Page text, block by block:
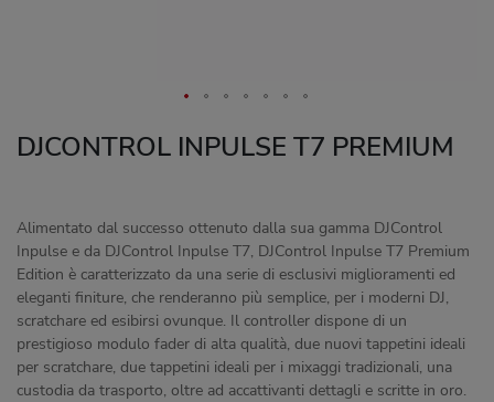
DJCONTROL INPULSE T7 PREMIUM
Alimentato dal successo ottenuto dalla sua gamma DJControl
Inpulse e da DJControl Inpulse T7, DJControl Inpulse T7 Premium
Edition è caratterizzato da una serie di esclusivi miglioramenti ed
eleganti finiture, che renderanno più semplice, per i moderni DJ,
scratchare ed esibirsi ovunque. Il controller dispone di un
prestigioso modulo fader di alta qualità, due nuovi tappetini ideali
per scratchare, due tappetini ideali per i mixaggi tradizionali, una
custodia da trasporto, oltre ad accattivanti dettagli e scritte in oro.